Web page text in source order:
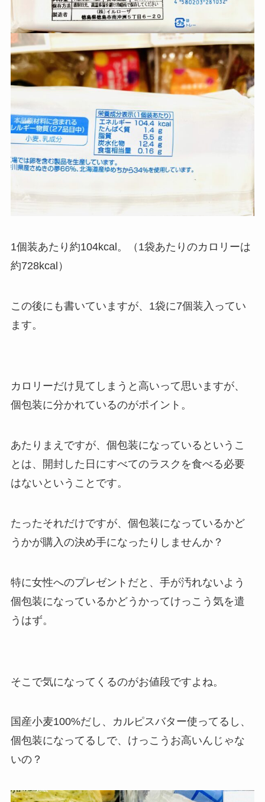
1個装あたり約104kcal。（1袋あたりのカロリーは
約728kcal）
この後にも書いていますが、1袋に7個装入ってい
ます。
カロリーだけ見てしまうと高いって思いますが、
個包装に分かれているのがポイント。
あたりまえですが、個包装になっているというこ
とは、開封した日にすべてのラスクを食べる必要
はないということです。
たったそれだけですが、個包装になっているかど
うかが購入の決め手になったりしませんか？
特に女性へのプレゼントだと、手が汚れないよう
個包装になっているかどうかってけっこう気を遣
うはず。
そこで気になってくるのがお値段ですよね。
国産小麦100%だし、カルピスバター使ってるし、
個包装になってるしで、けっこうお高いんじゃな
いの？